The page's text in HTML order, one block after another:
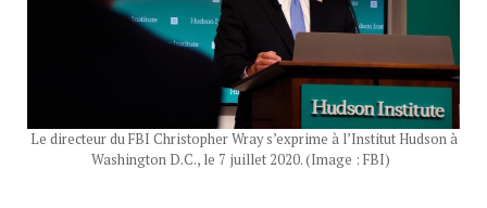
Le directeur du FBI Christopher Wray s’exprime à l’Institut Hudson à
Washington D.C., le 7 juillet 2020. (Image : FBI)